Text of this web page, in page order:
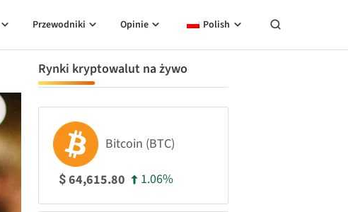
Przewodniki Opinie Polish
Rynki kryptowalut na żywo
Bitcoin (BTC)
$64,615.80 1.06%